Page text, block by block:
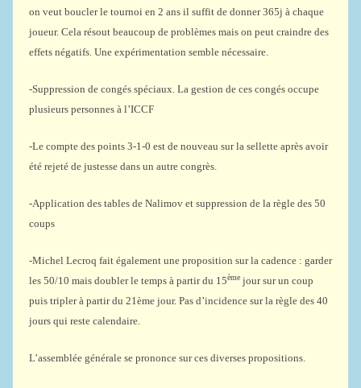
on veut boucler le tournoi en 2 ans il suffit de donner 365j à chaque
joueur. Cela résout beaucoup de problèmes mais on peut craindre des
effets négatifs. Une expérimentation semble nécessaire.
-Suppression de congés spéciaux. La gestion de ces congés occupe
plusieurs personnes à l’ICCF
-Le compte des points 3-1-0 est de nouveau sur la sellette après avoir
été rejeté de justesse dans un autre congrès.
-Application des tables de Nalimov et suppression de la règle des 50
coups
-Michel Lecroq fait également une proposition sur la cadence : garder
les 50/10 mais doubler le temps à partir du 15ème jour sur un coup
puis tripler à partir du 21ème jour. Pas d’incidence sur la règle des 40
jours qui reste calendaire.
L’assemblée générale se prononce sur ces diverses propositions.